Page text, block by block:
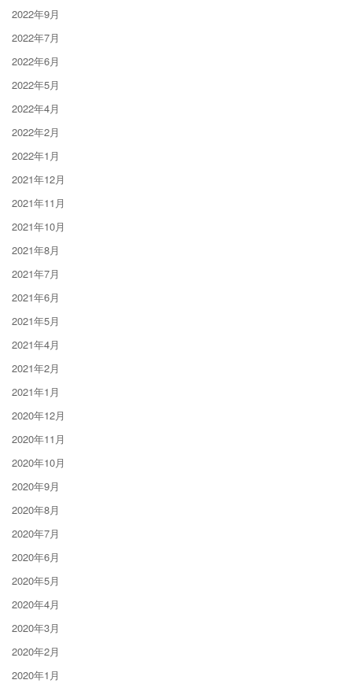
2022年9月
2022年7月
2022年6月
2022年5月
2022年4月
2022年2月
2022年1月
2021年12月
2021年11月
2021年10月
2021年8月
2021年7月
2021年6月
2021年5月
2021年4月
2021年2月
2021年1月
2020年12月
2020年11月
2020年10月
2020年9月
2020年8月
2020年7月
2020年6月
2020年5月
2020年4月
2020年3月
2020年2月
2020年1月